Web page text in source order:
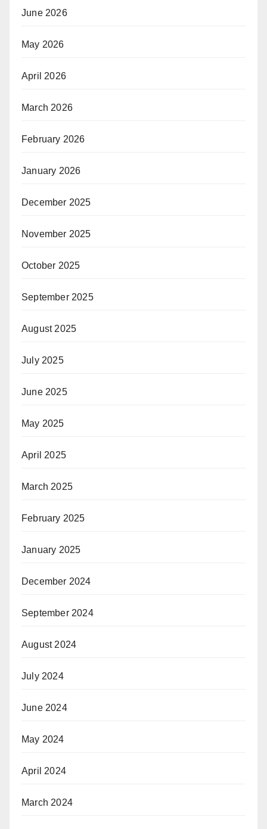
June 2026
May 2026
April 2026
March 2026
February 2026
January 2026
December 2025
November 2025
October 2025
September 2025
August 2025
July 2025
June 2025
May 2025
April 2025
March 2025
February 2025
January 2025
December 2024
September 2024
August 2024
July 2024
June 2024
May 2024
April 2024
March 2024